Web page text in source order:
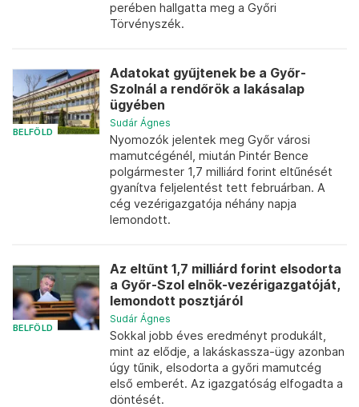
perében hallgatta meg a Győri
Törvényszék.
BELFÖLD
Adatokat gyűjtenek be a Győr-
Szolnál a rendőrök a lakásalap
ügyében
Sudár Ágnes
Nyomozók jelentek meg Győr városi
mamutcégénél, miután Pintér Bence
polgármester 1,7 milliárd forint eltűnését
gyanítva feljelentést tett februárban. A
cég vezérigazgatója néhány napja
lemondott.
BELFÖLD
Az eltűnt 1,7 milliárd forint elsodorta
a Győr-Szol elnök-vezérigazgatóját,
lemondott posztjáról
Sudár Ágnes
Sokkal jobb éves eredményt produkált,
mint az elődje, a lakáskassza-ügy azonban
úgy tűnik, elsodorta a győri mamutcég
első emberét. Az igazgatóság elfogadta a
döntését.